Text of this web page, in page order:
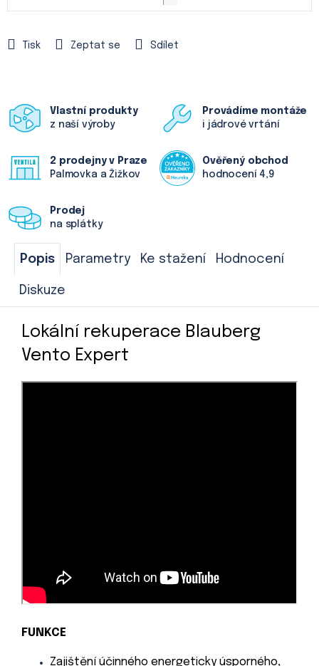
Tisk Zeptat se Sdílet
Vlastní produkty
z naší výroby
Provádíme montáže
i jádrové vrtání
2 prodejny v Praze
Palmovka a Žižkov
Ověřený obchod
hodnocení 4,9
Prodej
na splátky
Popis Parametry Ke stažení Hodnocení
Diskuze
Lokální rekuperace Blauberg
Vento Expert
FUNKCE
Zajištění účinného energeticky úsporného,